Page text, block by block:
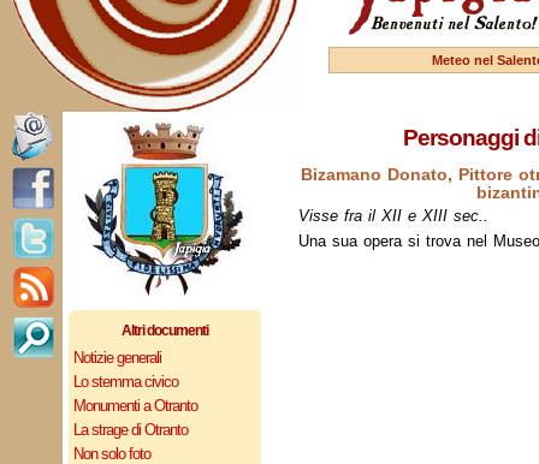
Meteo nel
Altri documenti
Notizie generali
Lo stemma civico
Monumenti a Otranto
La strage di Otranto
Non solo foto
Personaggi
Bizamano Donato, Pittore
Visse fra il XII e XIII sec..
Una sua opera si trova nel